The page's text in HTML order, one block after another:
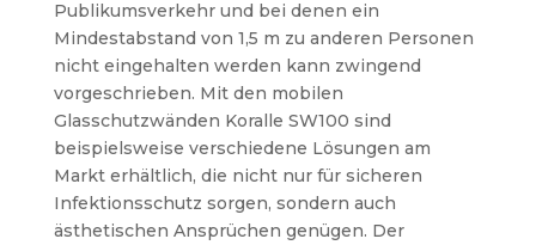
Publikumsverkehr und bei denen ein
Mindestabstand von 1,5 m zu anderen Personen
nicht eingehalten werden kann zwingend
vorgeschrieben. Mit den mobilen
Glasschutzwänden Koralle SW100 sind
beispielsweise verschiedene Lösungen am
Markt erhältlich, die nicht nur für sicheren
Infektionsschutz sorgen, sondern auch
ästhetischen Ansprüchen genügen. Der